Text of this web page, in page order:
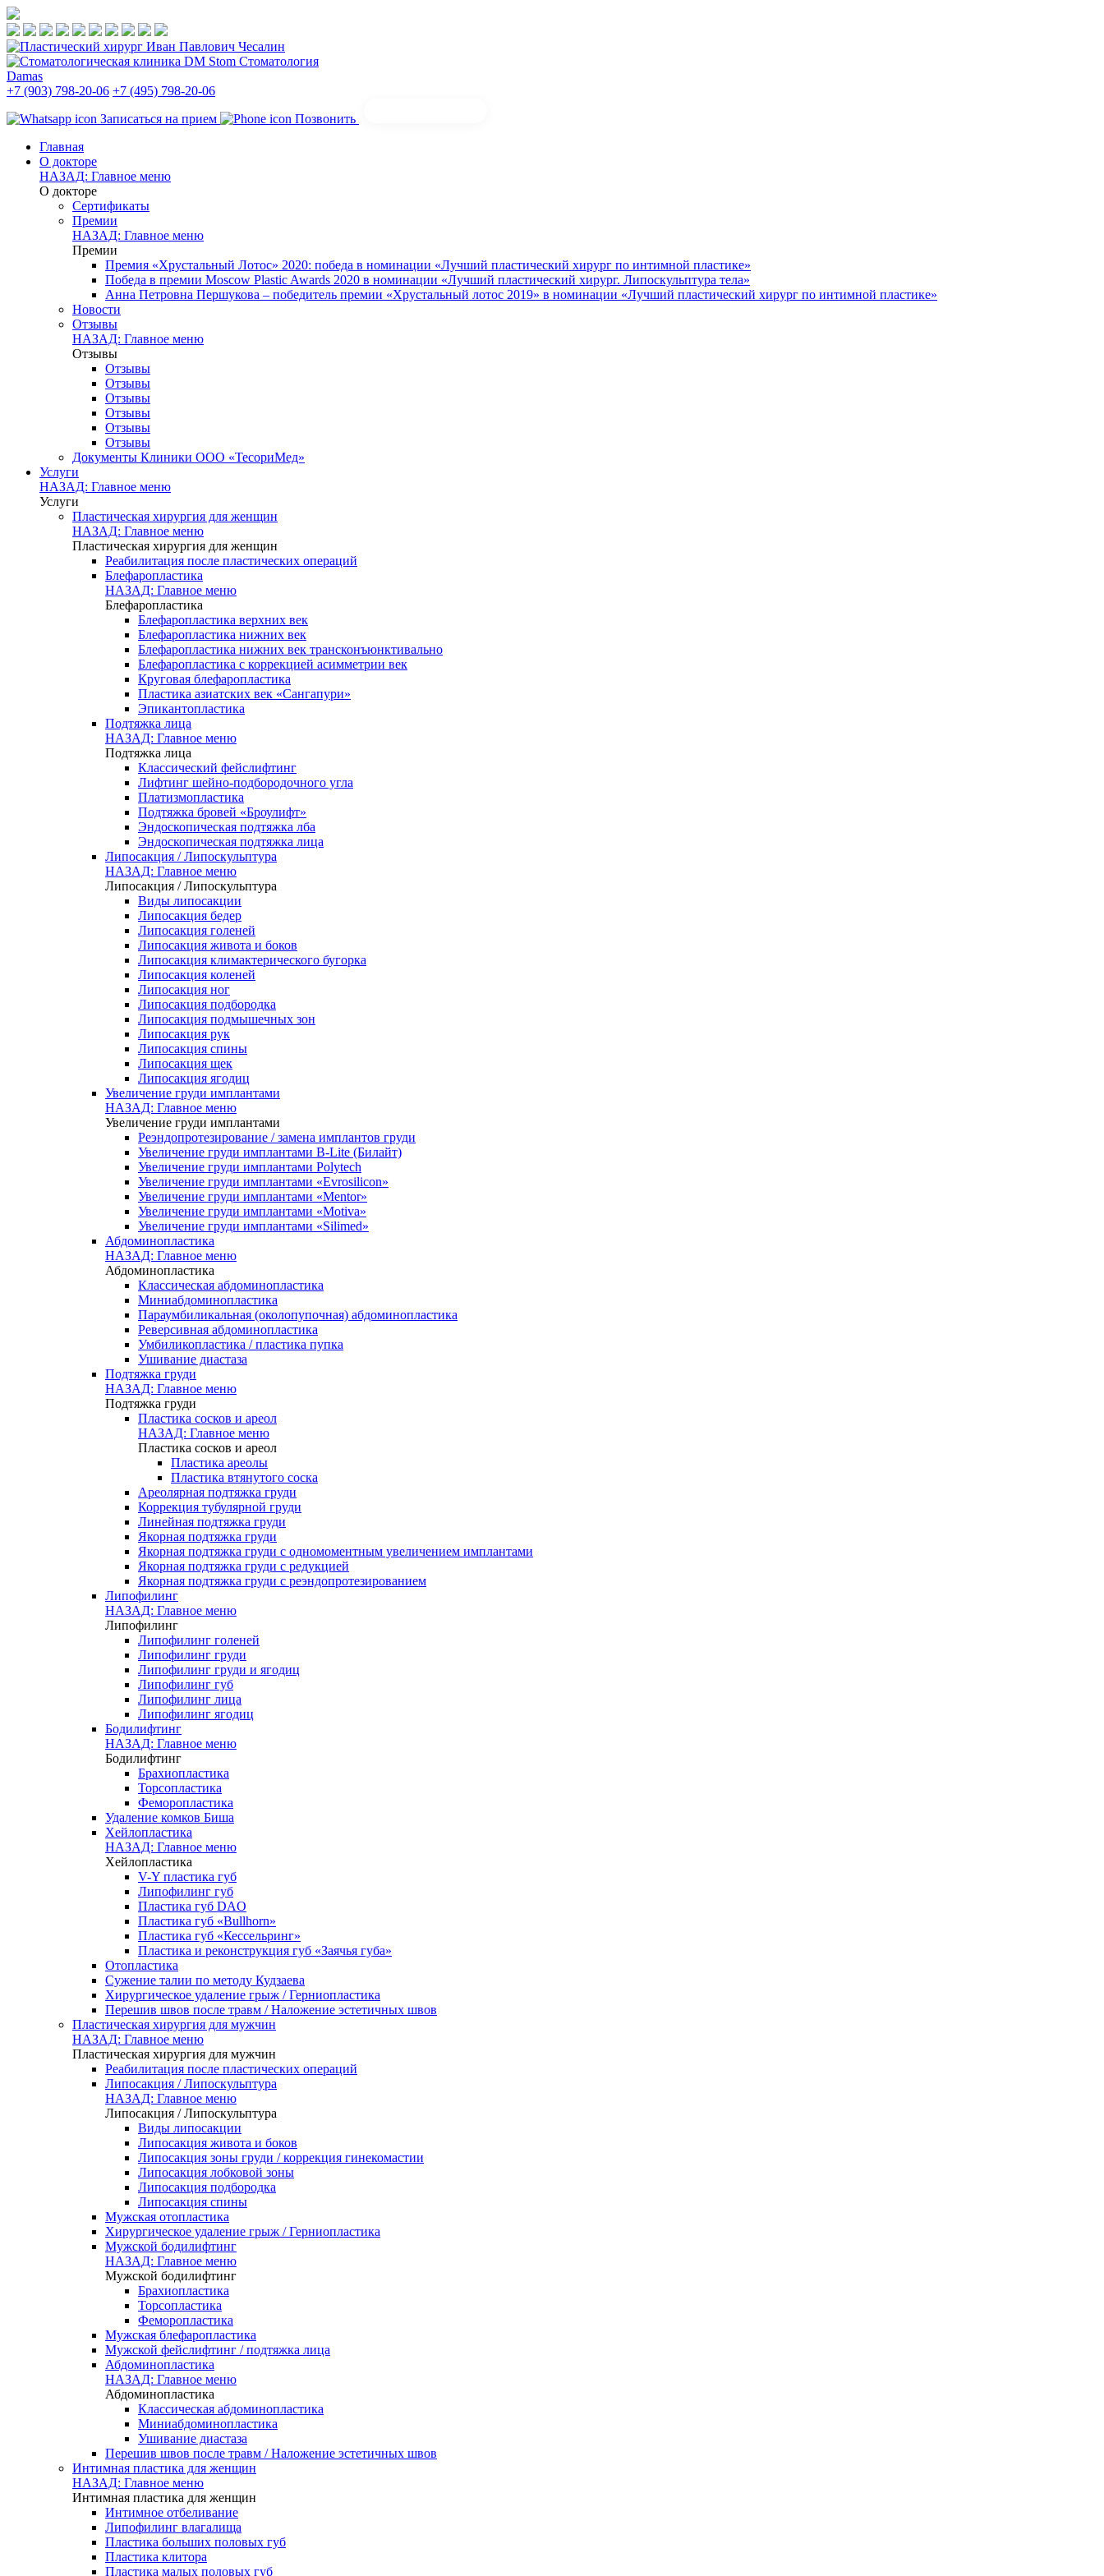
Стоматология
Damas
+7 (903) 798-20-06 +7 (495) 798-20-06
Записаться на прием
Позвонить
Главная
О докторе
НАЗАД: Главное меню
О докторе
Сертификаты
Премии
НАЗАД: Главное меню
Премии
Премия «Хрустальный Лотос» 2020: победа в номинации «Лучший пластический хирург по интимной пластике»
Победа в премии Moscow Plastic Awards 2020 в номинации «Лучший пластический хирург. Липоскульптура тела»
Анна Петровна Першукова – победитель премии «Хрустальный лотос 2019» в номинации «Лучший пластический хирург по интимной пластике»
Новости
Отзывы
НАЗАД: Главное меню
Отзывы
Отзывы
Отзывы
Отзывы
Отзывы
Отзывы
Отзывы
Документы Клиники ООО «ТесориМед»
Услуги
НАЗАД: Главное меню
Услуги
Пластическая хирургия для женщин
НАЗАД: Главное меню
Пластическая хирургия для женщин
Реабилитация после пластических операций
Блефаропластика
НАЗАД: Главное меню
Блефаропластика
Блефаропластика верхних век
Блефаропластика нижних век
Блефаропластика нижних век трансконъюнктивально
Блефаропластика с коррекцией асимметрии век
Круговая блефаропластика
Пластика азиатских век «Сангапури»
Эпикантопластика
Подтяжка лица
НАЗАД: Главное меню
Подтяжка лица
Классический фейслифтинг
Лифтинг шейно-подбородочного угла
Платизмопластика
Подтяжка бровей «Броулифт»
Эндоскопическая подтяжка лба
Эндоскопическая подтяжка лица
Липосакция / Липоскульптура
НАЗАД: Главное меню
Липосакция / Липоскульптура
Виды липосакции
Липосакция бедер
Липосакция голеней
Липосакция живота и боков
Липосакция климактерического бугорка
Липосакция коленей
Липосакция ног
Липосакция подбородка
Липосакция подмышечных зон
Липосакция рук
Липосакция спины
Липосакция щек
Липосакция ягодиц
Увеличение груди имплантами
НАЗАД: Главное меню
Увеличение груди имплантами
Реэндопротезирование / замена имплантов груди
Увеличение груди имплантами B-Lite (Билайт)
Увеличение груди имплантами Polytech
Увеличение груди имплантами «Evrosilicon»
Увеличение груди имплантами «Mentor»
Увеличение груди имплантами «Motiva»
Увеличение груди имплантами «Silimed»
Абдоминопластика
НАЗАД: Главное меню
Абдоминопластика
Классическая абдоминопластика
Миниабдоминопластика
Параумбиликальная (околопупочная) абдоминопластика
Реверсивная абдоминопластика
Умбиликопластика / пластика пупка
Ушивание диастаза
Подтяжка груди
НАЗАД: Главное меню
Подтяжка груди
Пластика сосков и ареол
НАЗАД: Главное меню
Пластика сосков и ареол
Пластика ареолы
Пластика втянутого соска
Ареолярная подтяжка груди
Коррекция тубулярной груди
Линейная подтяжка груди
Якорная подтяжка груди
Якорная подтяжка груди с одномоментным увеличением имплантами
Якорная подтяжка груди с редукцией
Якорная подтяжка груди с реэндопротезированием
Липофилинг
НАЗАД: Главное меню
Липофилинг
Липофилинг голеней
Липофилинг груди
Липофилинг груди и ягодиц
Липофилинг губ
Липофилинг лица
Липофилинг ягодиц
Бодилифтинг
НАЗАД: Главное меню
Бодилифтинг
Брахиопластика
Торсопластика
Феморопластика
Удаление комков Биша
Хейлопластика
НАЗАД: Главное меню
Хейлопластика
V-Y пластика губ
Липофилинг губ
Пластика губ DAO
Пластика губ «Bullhorn»
Пластика губ «Кессельринг»
Пластика и реконструкция губ «Заячья губа»
Отопластика
Сужение талии по методу Кудзаева
Хирургическое удаление грыж / Герниопластика
Перешив швов после травм / Наложение эстетичных швов
Пластическая хирургия для мужчин
НАЗАД: Главное меню
Пластическая хирургия для мужчин
Реабилитация после пластических операций
Липосакция / Липоскульптура
НАЗАД: Главное меню
Липосакция / Липоскульптура
Виды липосакции
Липосакция живота и боков
Липосакция зоны груди / коррекция гинекомастии
Липосакция лобковой зоны
Липосакция подбородка
Липосакция спины
Мужская отопластика
Хирургическое удаление грыж / Герниопластика
Мужской бодилифтинг
НАЗАД: Главное меню
Мужской бодилифтинг
Брахиопластика
Торсопластика
Феморопластика
Мужская блефаропластика
Мужской фейслифтинг / подтяжка лица
Абдоминопластика
НАЗАД: Главное меню
Абдоминопластика
Классическая абдоминопластика
Миниабдоминопластика
Ушивание диастаза
Перешив швов после травм / Наложение эстетичных швов
Интимная пластика для женщин
НАЗАД: Главное меню
Интимная пластика для женщин
Интимное отбеливание
Липофилинг влагалища
Пластика больших половых губ
Пластика клитора
Пластика малых половых губ